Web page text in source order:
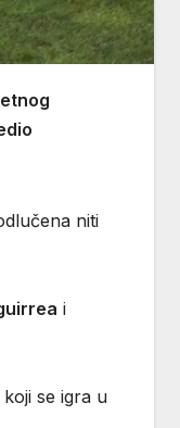
niti
i
se igra u